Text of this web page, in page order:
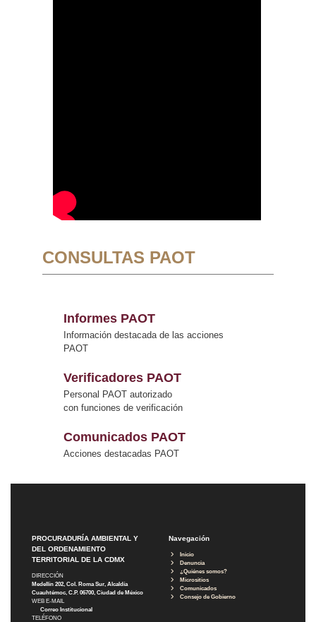
CONSULTAS PAOT
Informes PAOT
Información destacada de las acciones
PAOT
Verificadores PAOT
Personal PAOT autorizado
con funciones de verificación
Comunicados PAOT
Acciones destacadas PAOT
PROCURADURÍA AMBIENTAL Y
DEL ORDENAMIENTO
TERRITORIAL DE LA CDMX
DIRECCIÓN
Medellín 202, Col. Roma Sur, Alcaldía
Cuauhtémoc, C.P. 06700, Ciudad de México
WEB E-MAIL
Correo Institucional
TELÉFONO
Navegación
Inicio
Denuncia
¿Quiénes somos?
Micrositios
Comunicados
Consejo de Gobierno